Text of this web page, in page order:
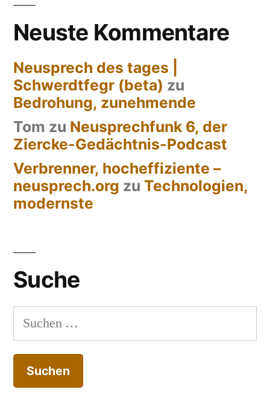
Neuste Kommentare
Neusprech des tages |
Schwerdtfegr (beta) zu
Bedrohung, zunehmende
Tom zu Neusprechfunk 6, der
Ziercke-Gedächtnis-Podcast
Verbrenner, hocheffiziente –
neusprech.org zu Technologien,
modernste
Suche
Suchen
nach: